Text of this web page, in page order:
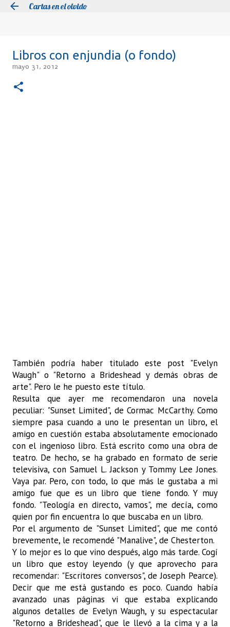
Cartas en el olvido
Libros con enjundia (o fondo)
mayo 31, 2012
También podría haber titulado este post "Evelyn
Waugh" o "Retorno a Brideshead y demás obras de
arte". Pero le he puesto este título.
Resulta que ayer me recomendaron una novela
peculiar: "Sunset Limited", de Cormac McCarthy. Como
siempre pasa cuando a uno le presentan un libro, el
amigo en cuestión estaba absolutamente emocionado
con el ingenioso libro. Está escrito como una obra de
teatro. De hecho, se ha grabado en formato de serie
televisiva, con Samuel L. Jackson y Tommy Lee Jones.
Vaya par. Pero, con todo, lo que más le gustaba a mi
amigo fue que es un libro que tiene fondo. Y muy
fondo. "Teología en directo, vamos", me decía, como
quien por fin encuentra lo que buscaba en un libro.
Por el argumento de "Sunset Limited", que me contó
brevemente, le recomendé "Manalive", de Chesterton.
Y lo mejor es lo que vino después, algo más tarde. Cogí
un libro que estoy leyendo (y que aprovecho para
recomendar: "Escritores conversos", de Joseph Pearce).
Decir que me está gustando es poco. Cuando había
avanzado unas páginas vi que estaba explicando
algunos detalles de Evelyn Waugh, y su espectacular
"Retorno a Brideshead", que le llevó a la cima y a la